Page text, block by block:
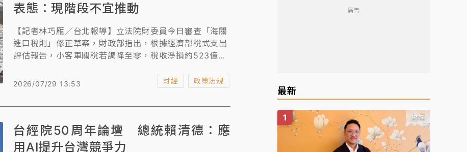
表態：現階段不宜推動
【記者林巧雁／台北報導】立法院財委員今日審查「海關
進口稅則」修正草案，財政部指出，根據經濟部稅式支出
評估報告，小客車關稅若調降至零，稅收淨損約523億元
約847.74億元、8.26萬從業人員，且為保留對外經貿談
組件關稅調降，稅收不減反增0.52億元。
2026/07/29 13:53 財經 政策法規
台經院50周年論壇 總統賴清德：應
用AI提升台灣競爭力
廣告
最新
財經